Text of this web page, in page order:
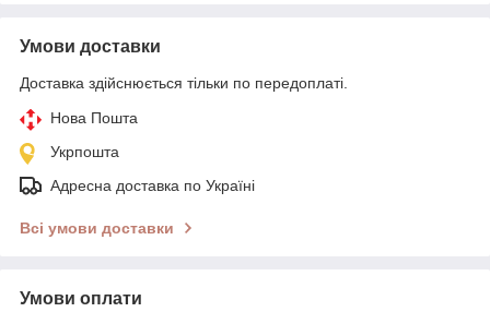
Умови доставки
Доставка здійснюється тільки по передоплаті.
Нова Пошта
Укрпошта
Адресна доставка по Україні
Всі умови доставки
Умови оплати